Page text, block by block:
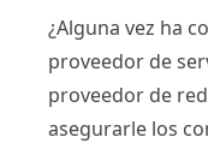
¿Alguna vez ha
proveedor de
proveedor de
asegurarle los